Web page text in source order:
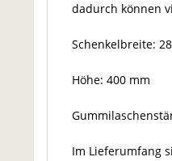
dadurch können
Schenkelbreite:
Höhe: 400 mm
Im Lieferumfang